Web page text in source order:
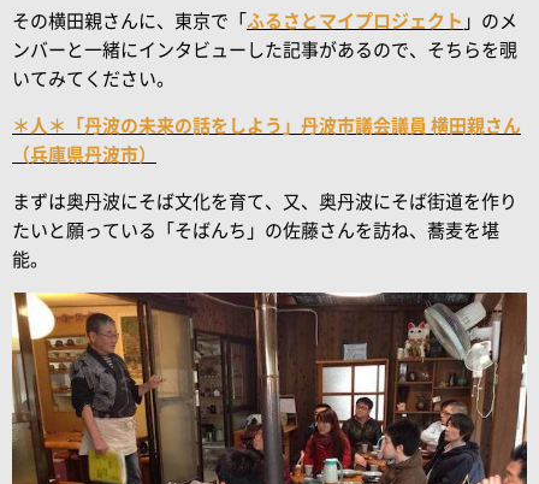
その横田親さんに、東京で「 ふるさとマイプロジェクト 」のメ
ンバーと一緒にインタビューした記事があるので、そちらを覗
いてみてください。
＊人＊「丹波の未来の話をしよう」丹波市議会議員 横田親さん
（兵庫県丹波市）
まずは奥丹波にそば文化を育て、又、奥丹波にそば街道を作り
たいと願っている「そばんち」の佐藤さんを訪ね、蕎麦を堪
能。